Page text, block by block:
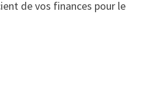
de vos finances pour le